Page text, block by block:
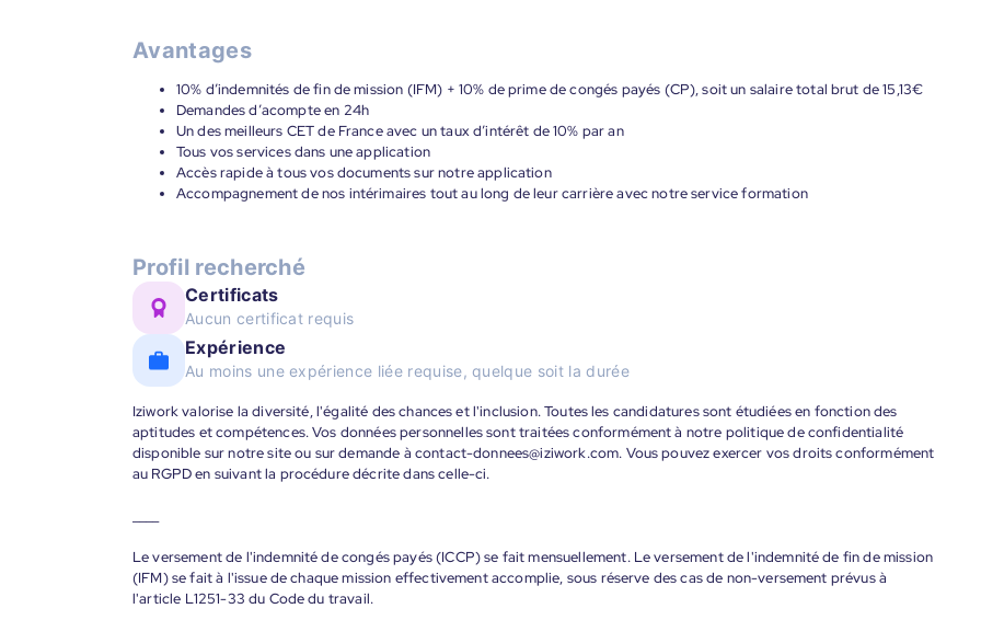
Avantages
10% d’indemnités de fin de mission (IFM) + 10% de prime de congés payés (CP), soit un salaire total brut de 15,13€
Demandes d’acompte en 24h
Un des meilleurs CET de France avec un taux d’intérêt de 10% par an
Tous vos services dans une application
Accès rapide à tous vos documents sur notre application
Accompagnement de nos intérimaires tout au long de leur carrière avec notre service formation
Profil recherché
Certificats
Aucun certificat requis
Expérience
Au moins une expérience liée requise, quelque soit la durée
Iziwork valorise la diversité, l'égalité des chances et l'inclusion. Toutes les candidatures sont étudiées en fonction des
aptitudes et compétences. Vos données personnelles sont traitées conformément à notre politique de confidentialité
disponible sur notre site ou sur demande à contact-donnees@iziwork.com. Vous pouvez exercer vos droits conformément
au RGPD en suivant la procédure décrite dans celle-ci.
Le versement de l'indemnité de congés payés (ICCP) se fait mensuellement. Le versement de l'indemnité de fin de mission
(IFM) se fait à l'issue de chaque mission effectivement accomplie, sous réserve des cas de non-versement prévus à
l'article L1251-33 du Code du travail.